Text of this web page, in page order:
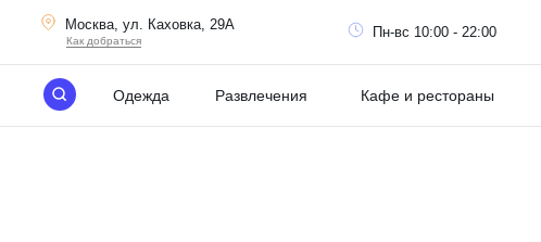
Москва, ул. Каховка, 29А
Как добраться
Пн-вс 10:00 - 22:00
Развлечения Кафе и рестораны
Одежда